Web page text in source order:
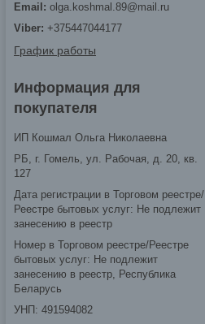
olga.koshmal.89@mail.ru
+375447044177
График работы
Информация для
покупателя
ИП Кошмал Ольга Николаевна
РБ, г. Гомель, ул. Рабочая, д. 20, кв.
127
Дата регистрации в Торговом реестре/
Реестре бытовых услуг: Не подлежит
занесению в реестр
Номер в Торговом реестре/Реестре
бытовых услуг: Не подлежит
занесению в реестр, Республика
Беларусь
УНП: 491594082